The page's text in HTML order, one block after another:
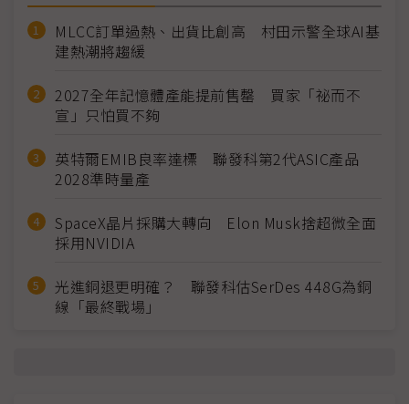
MLCC訂單過熱、出貨比創高 村田示警全球AI基
建熱潮將趨緩
2027全年記憶體產能提前售罄 買家「祕而不
宣」只怕買不夠
英特爾EMIB良率達標 聯發科第2代ASIC產品
2028準時量產
SpaceX晶片採購大轉向 Elon Musk捨超微全面
採用NVIDIA
光進銅退更明確？ 聯發科估SerDes 448G為銅
線「最終戰場」